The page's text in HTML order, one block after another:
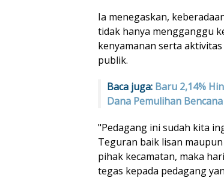
Ia menegaskan,
tidak hanya mengganggu
kenyamanan serta
publik.
Baca juga: Baru 2,14%
Dana Pemulihan
"Pedagang ini sudah kita
Teguran baik lisan
pihak kecamatan, maka
tegas kepada pedagang